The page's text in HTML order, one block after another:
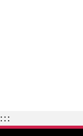
:::